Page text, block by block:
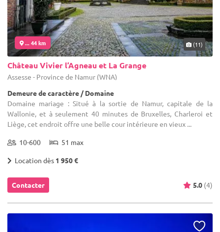
... 44 km (11)
Château Vivier l’Agneau et La Grange
Assesse - Province de Namur (WNA)
Demeure de caractère / Domaine
Domaine mariage : Situé à la sortie de Namur, capitale de la
Wallonie, et à seulement 40 minutes de Bruxelles, Charleroi et
Liège, cet endroit offre une belle cour intérieure en vieux ...
10-600 51 max
Location dès 1 950 €
Contacter 5.0 (4)